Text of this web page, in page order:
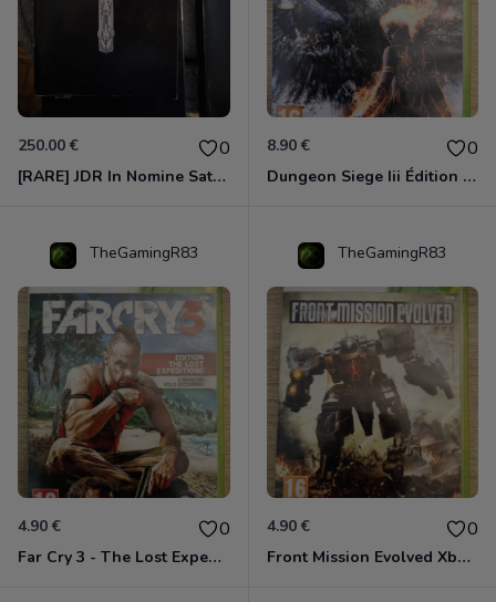
250.00 € 0
[RARE] JDR In Nomine Satanis / Magna Veritas – 1ère Édition BOÎTE (DOS BLANC, 1989) - CROC / Siroz
8.90 € 0
Dungeon Siege Iii Édition Limitée - Vf Intégrale Xbox 360
TheGamingR83
4.90 € 0
Far Cry 3 - The Lost Expeditions - Edition Spéciale Xbox 360
TheGamingR83
4.90 € 0
Front Mission Evolved Xbox 360